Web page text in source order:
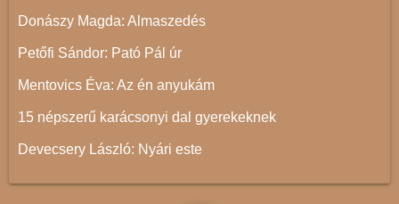
Donászy Magda: Almaszedés
Petőfi Sándor: Pató Pál úr
Mentovics Éva: Az én anyukám
15 népszerű karácsonyi dal gyerekeknek
Devecsery László: Nyári este